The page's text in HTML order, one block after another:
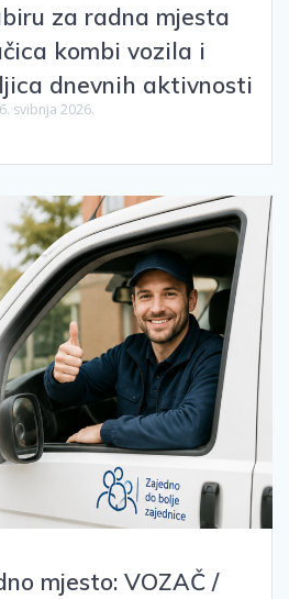
za radna mjesta
kombi vozila i
dnevnih aktivnosti
svibnja 2026.
mjesto: VOZAČ /